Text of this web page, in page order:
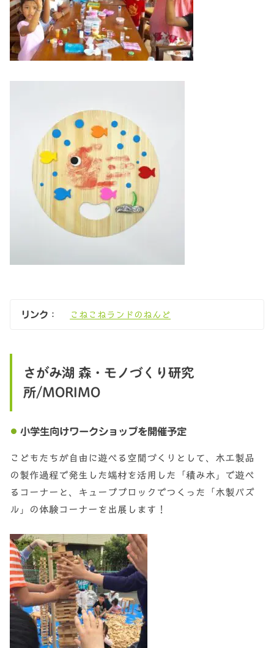
リンク ： こねこねランドのねんど
さがみ湖 森・モノづくり研究
所/MORIMO
小学生向けワークショップを開催予定
こどもたちが自由に遊べる空間づくりとして、木工製品
の製作過程で発生した端材を活用した「積み木」で遊べ
るコーナーと、キューブブロックでつくった「木製パズ
ル」の体験コーナーを出展します！